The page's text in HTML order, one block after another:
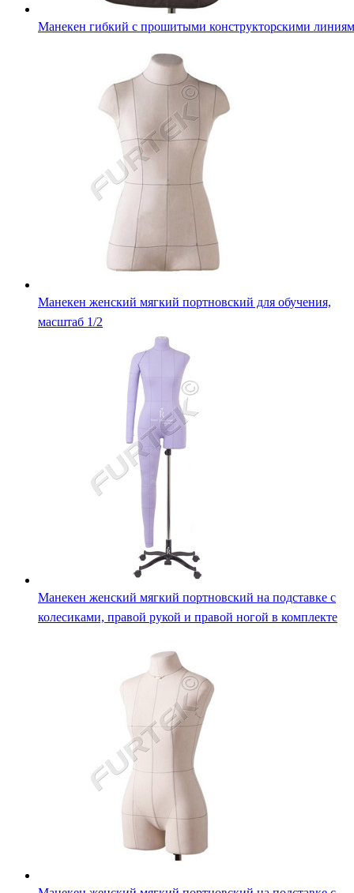
Манекен гибкий с прошитыми конструкторскими
Манекен женский мягкий портновский для обучения,
масштаб 1/2
Манекен женский мягкий портновский на подставке с
колесиками, правой рукой и правой ногой в комплекте